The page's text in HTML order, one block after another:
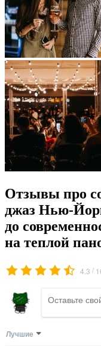
Отзывы про
джаз Нью-
до
на теплой
4.3 /
Лучшие